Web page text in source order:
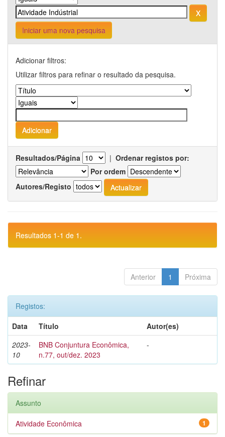
Iniciar uma nova pesquisa
Adicionar filtros:
Utilizar filtros para refinar o resultado da pesquisa.
Resultados/Página | Ordenar registos por:
Por ordem
Autores/Registo
Resultados 1-1 de 1.
Anterior 1 Próxima
Registos:
Data
Título
Autor(es)
2023-
10
BNB Conjuntura Econômica,
n.77, out/dez. 2023
-
Refinar
Assunto
1
Atividade Econômica